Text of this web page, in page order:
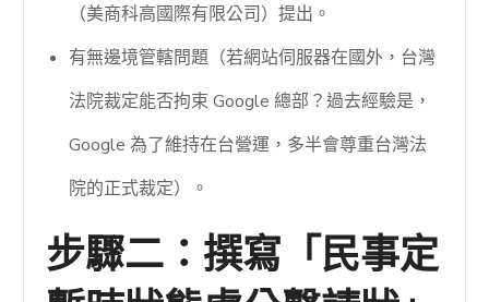
（美商科高國際有限公司）提出。
有無邊境管轄問題（若網站伺服器在國外，台灣
法院裁定能否拘束 Google 總部？過去經驗是，
Google 為了維持在台營運，多半會尊重台灣法
院的正式裁定）。
步驟二：撰寫「民事定